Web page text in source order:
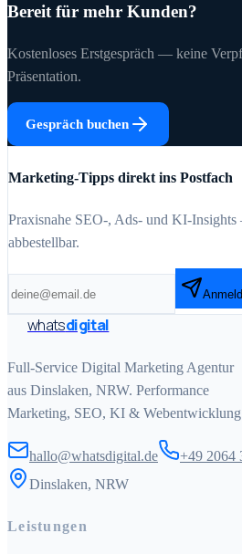
Bereit für mehr Kunden?
Kostenloses Erstgespräch — keine
Präsentation.
Gespräch buchen
Marketing-Tipps direkt ins Postfach
Praxisnahe SEO-, Ads- und KI-
abbestellbar.
whatsdigital
Full-Service Digital Marketing Agentur
aus Dinslaken, NRW. Performance
Marketing, SEO, KI &
hallo@whatsdigital.de
+49 2064
Dinslaken, NRW
Leistungen